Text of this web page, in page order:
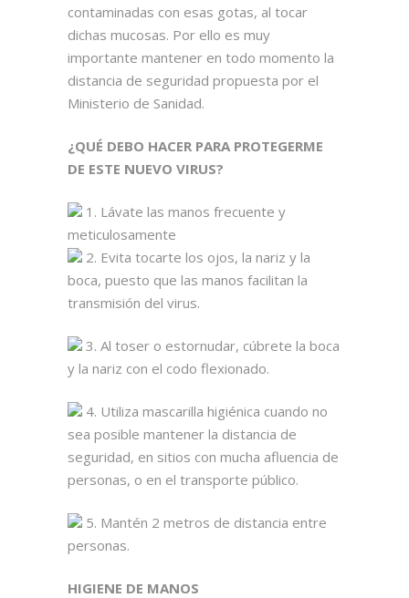
contaminadas con esas gotas, al tocar
dichas mucosas. Por ello es muy
importante mantener en todo momento la
distancia de seguridad propuesta por el
Ministerio de Sanidad.
¿QUÉ DEBO HACER PARA PROTEGERME
DE ESTE NUEVO VIRUS?
1. Lávate las manos frecuente y
meticulosamente
2. Evita tocarte los ojos, la nariz y la
boca, puesto que las manos facilitan la
transmisión del virus.
3. Al toser o estornudar, cúbrete la boca
y la nariz con el codo flexionado.
4. Utiliza mascarilla higiénica cuando no
sea posible mantener la distancia de
seguridad, en sitios con mucha afluencia de
personas, o en el transporte público.
5. Mantén 2 metros de distancia entre
personas.
HIGIENE DE MANOS